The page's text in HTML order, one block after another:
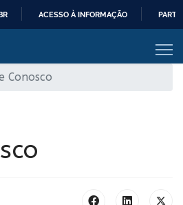
ACESSO À INFORMAÇÃO
Conosco